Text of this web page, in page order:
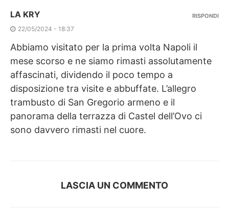
LA KRY
22/05/2024 - 18:37
Abbiamo visitato per la prima volta Napoli il
mese scorso e ne siamo rimasti assolutamente
affascinati, dividendo il poco tempo a
disposizione tra visite e abbuffate. L’allegro
trambusto di San Gregorio armeno e il
panorama della terrazza di Castel dell’Ovo ci
sono davvero rimasti nel cuore.
RISPONDI
LASCIA UN COMMENTO